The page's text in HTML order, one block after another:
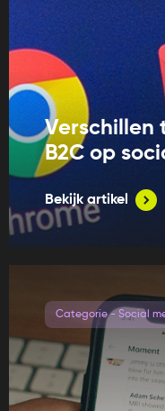
Verschillen
B2C op
Bekijk artikel
Categorie - Social